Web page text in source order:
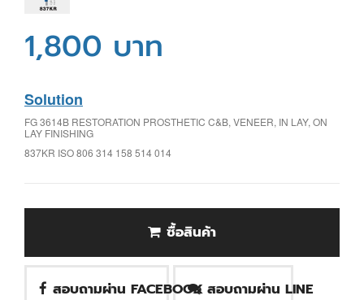
1,800 บาท
Solution
FG 3614B RESTORATION PROSTHETIC C&B, VENEER, IN LAY, ON
LAY FINISHING
837KR ISO 806 314 158 514 014
ซื้อสินค้า
สอบถามผ่าน FACEBOOK สอบถามผ่าน LINE